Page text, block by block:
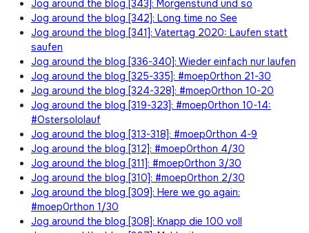
Jog around the blog [343]: Morgenstund und so
Jog around the blog [342]: Long time no See
Jog around the blog [341]: Vatertag 2020: Laufen statt
saufen
Jog around the blog [336-340]: Wieder einfach nur laufen
Jog around the blog [325-335]: #moep0rthon 21-30
Jog around the blog [324-328]: #moep0rthon 10-20
Jog around the blog [319-323]: #moep0rthon 10-14:
#Ostersololauf
Jog around the blog [313-318]: #moep0rthon 4-9
Jog around the blog [312]: #moep0rthon 4/30
Jog around the blog [311]: #moep0rthon 3/30
Jog around the blog [310]: #moep0rthon 2/30
Jog around the blog [309]: Here we go again:
#moep0rthon 1/30
Jog around the blog [308]: Knapp die 100 voll